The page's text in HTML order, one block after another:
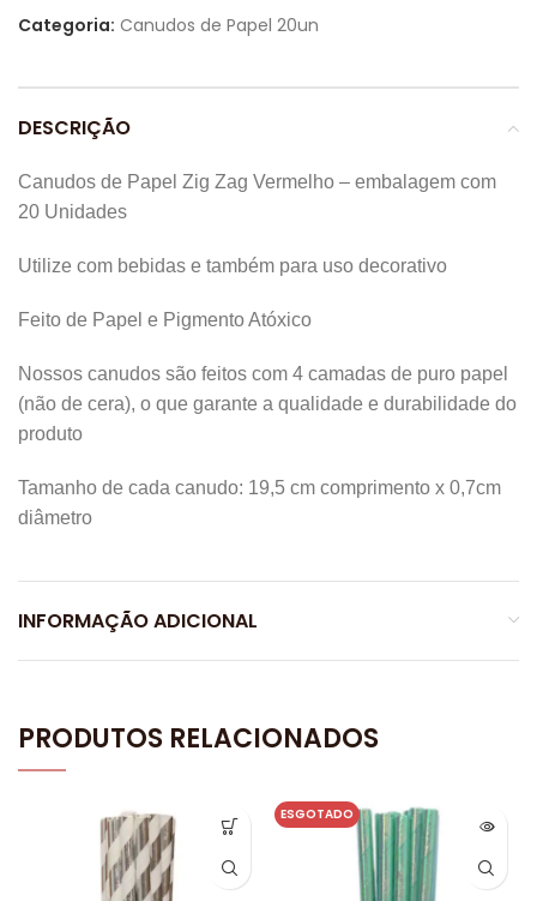
Categoria: Canudos de Papel 20un
DESCRIÇÃO
Canudos de Papel Zig Zag Vermelho – embalagem com
20 Unidades
Utilize com bebidas e também para uso decorativo
Feito de Papel e Pigmento Atóxico
Nossos canudos são feitos com 4 camadas de puro papel
(não de cera), o que garante a qualidade e durabilidade do
produto
Tamanho de cada canudo: 19,5 cm comprimento x 0,7cm
diâmetro
INFORMAÇÃO ADICIONAL
PRODUTOS RELACIONADOS
ESGOTADO